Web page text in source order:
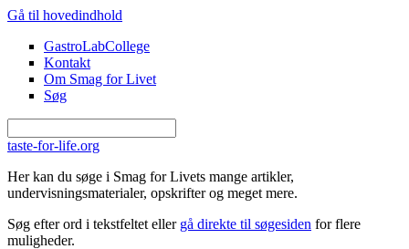
Gå til hovedindhold
GastroLabCollege
Kontakt
Om Smag for Livet
Søg
taste-for-life.org
Her kan du søge i Smag for Livets mange artikler,
undervisningsmaterialer, opskrifter og meget mere.
Søg efter ord i tekstfeltet eller gå direkte til søgesiden for flere
muligheder.